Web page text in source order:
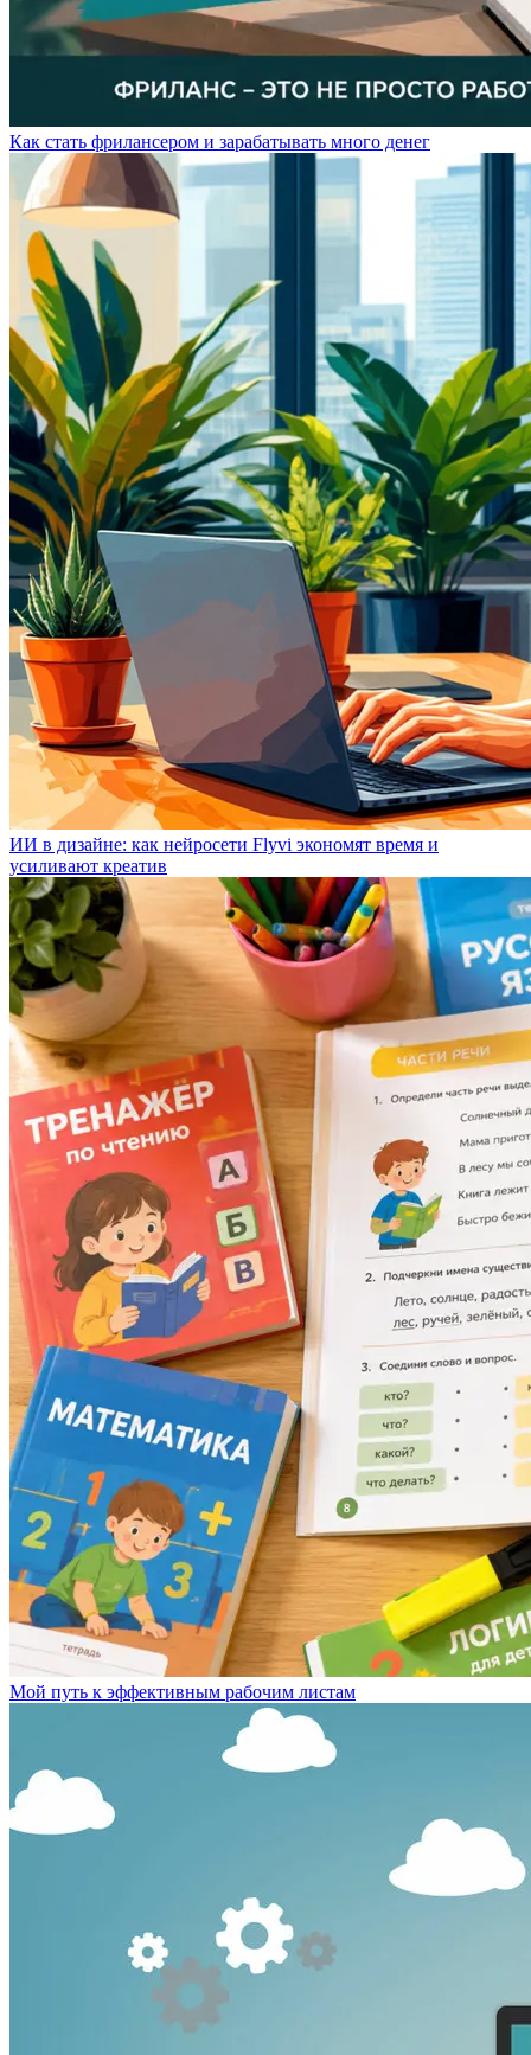
Как стать фрилансером и зарабатывать много денег
ИИ в дизайне: как нейросети Flyvi экономят время и
усиливают креатив
Мой путь к эффективным рабочим листам